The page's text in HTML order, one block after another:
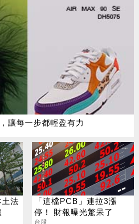
讓每一步都輕盈有力
法
「這檔PCB」連拉3漲
停！ 財報曝光驚呆了
台股